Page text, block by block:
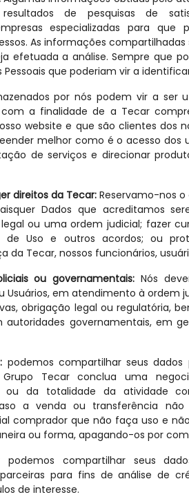
de pesquisas de
especializadas para que
As informações
efetuada a análise. Sempre que
que poderiam vir a
por nós podem vir a ser
a finalidade de a Tecar
website e que são clientes dos
melhor como é o acesso dos
de serviços e direcionar
direitos da Tecar: Reservamo-nos o
Dados que acreditamos
ou uma ordem judicial; fazer
de Uso e outros acordos; ou
da Tecar, nossos funcionários,
ou governamentais: Nós
Usuários, em atendimento à ordem
obrigação legal ou regulatória,
governamentais, em
podemos compartilhar seus dados
Tecar conclua uma
ou da totalidade da atividade
a venda ou transferência não
comprador que não faça uso e
ou forma, apagando-os por
podemos compartilhar seus
para fins de análise de
de interesse.